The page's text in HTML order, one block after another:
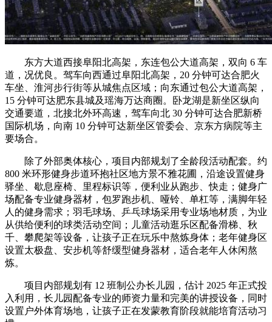
东方大道西接阜阳北高架，东连包公大道高架，双向 6 车
道，况优良。驾车向西通过阜阳北高架，20 分钟可达合肥火
车坐、淮河步行街等从城焦点区域；向东通过包公大道高架，
15 分钟可达肥东县城及瑶海万达商圈。卧龙湖是新坐区纵向
交通要道，北接北外环高速，驾车向北 30 分钟可达合肥新桥
国际机场，向南 10 分钟可达新坐区管委会、京东方病院等主
要场合。
除了外部奥体核心，项目内部规划了全龄段活动配套。约
800 米环形健身步道环抱社区地方景不雅花圃，沿途设置健身
驿坐、歇息座椅、里程标识等，便利业从跑步、快走；健身广
场配备专业健身器材，包罗跑步机、哑铃、单杠等，满脚年轻
人的健身需求；羽毛球场、乒乓球场采用专业场地材质，为业
从供给便利的球类活动空间；儿童活动逛乐区配备滑梯、秋
千、攀爬架等设备，让孩子正在玩乐中熬炼身体；老年健身区
设置太极盘、安步机等舒缓型健身器材，适合老年人休闲熬
炼。
项目内部规划有 12 班制公办长儿园，估计 2025 年正式投
入利用，长儿园配备专业的师资力量和完美的讲授设备，同时
设置户外体育场地，让孩子正在发蒙教育阶段就能培育活动习